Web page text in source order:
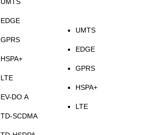
EDGE
GPRS
HSPA+
LTE
EV-DO A
TD-SCDMA
UMTS
EDGE
GPRS
HSPA+
LTE